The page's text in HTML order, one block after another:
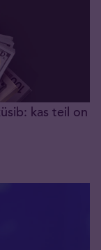
kas teil on